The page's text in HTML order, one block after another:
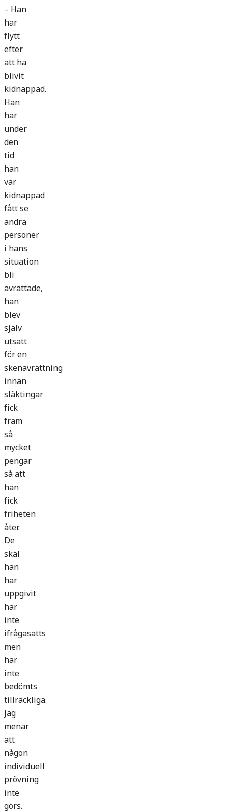
– Han
har
flytt
efter
att ha
blivit
kidnappad.
Han
har
under
den
tid
han
var
kidnappad
fått se
andra
personer
i hans
situation
bli
avrättade,
han
blev
själv
utsatt
för en
skenavrättning
innan
släktingar
fick
fram
så
mycket
pengar
så att
han
fick
friheten
åter.
De
skäl
han
har
uppgivit
har
inte
ifrågasatts
men
har
inte
bedömts
tillräckliga.
Jag
menar
att
någon
individuell
prövning
inte
görs.